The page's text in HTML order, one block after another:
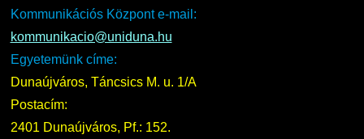
Kommunikációs Központ e-mail:
kommunikacio@uniduna.hu
Egyetemünk címe:
Dunaújváros, Táncsics M. u. 1/A
Postacím:
2401 Dunaújváros, Pf.: 152.